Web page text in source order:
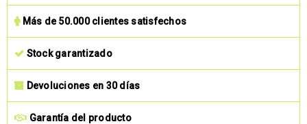
Más de 50.000 clientes satisfechos
Stock garantizado
Devoluciones en 30 días
Garantía del producto